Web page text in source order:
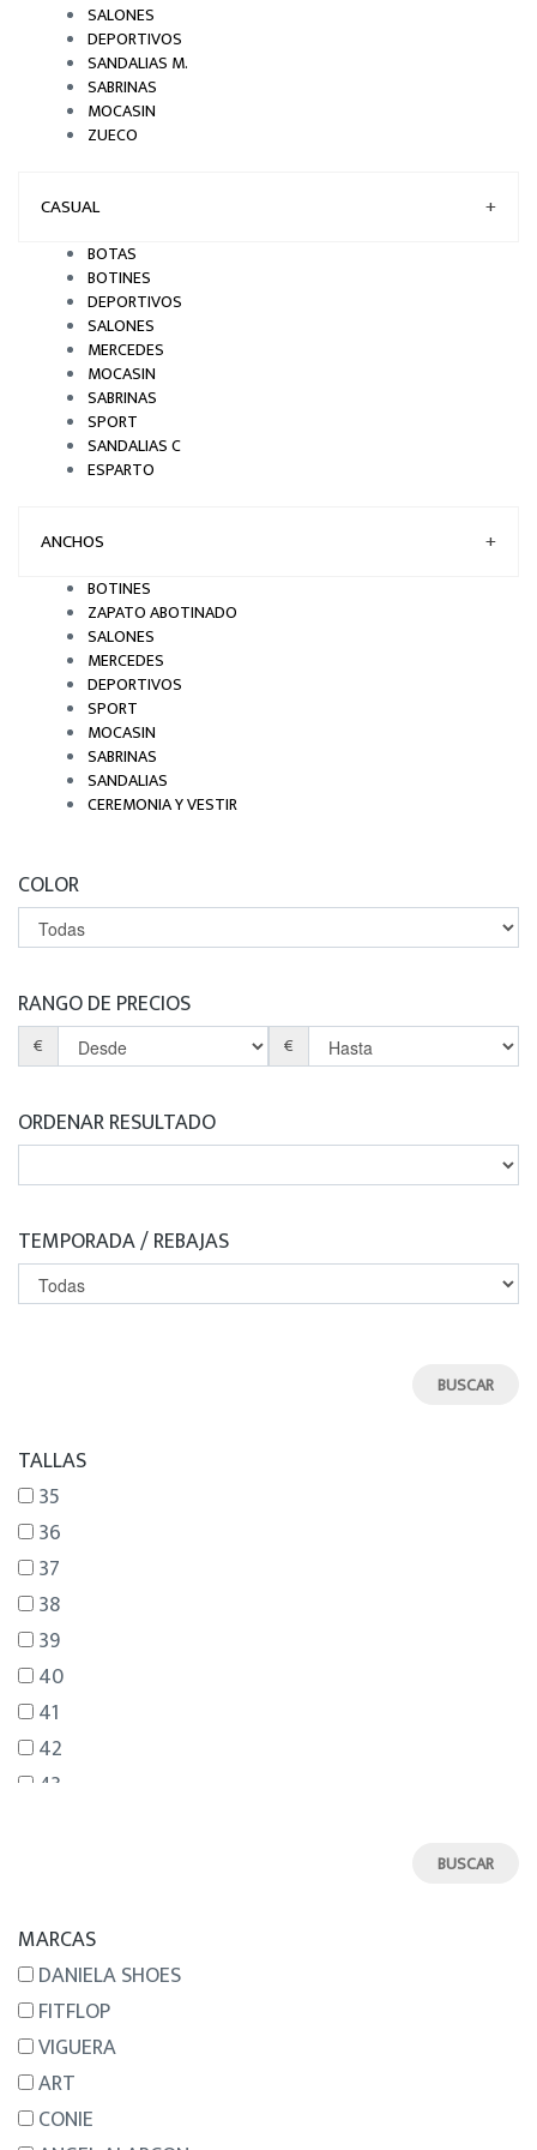
SALONES
DEPORTIVOS
SANDALIAS M.
SABRINAS
MOCASIN
ZUECO
CASUAL +
BOTAS
BOTINES
DEPORTIVOS
SALONES
MERCEDES
MOCASIN
SABRINAS
SPORT
SANDALIAS C
ESPARTO
ANCHOS +
BOTINES
ZAPATO ABOTINADO
SALONES
MERCEDES
DEPORTIVOS
SPORT
MOCASIN
SABRINAS
SANDALIAS
CEREMONIA Y VESTIR
COLOR
RANGO DE PRECIOS
€ €
ORDENAR RESULTADO
TEMPORADA / REBAJAS
TALLAS
35
36
37
38
39
40
41
42
43
MARCAS
DANIELA SHOES
FITFLOP
VIGUERA
ART
CONIE